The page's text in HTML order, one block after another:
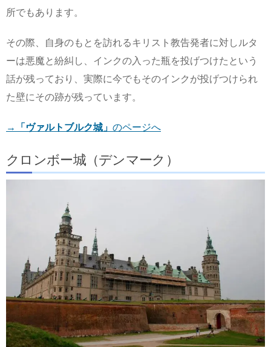
所でもあります。
その際、自身のもとを訪れるキリスト教告発者に対しルタ
ーは悪魔と紛糾し、インクの入った瓶を投げつけたという
話が残っており、実際に今でもそのインクが投げつけられ
た壁にその跡が残っています。
→ 「ヴァルトブルク城」 のページへ
クロンボー城（デンマーク）